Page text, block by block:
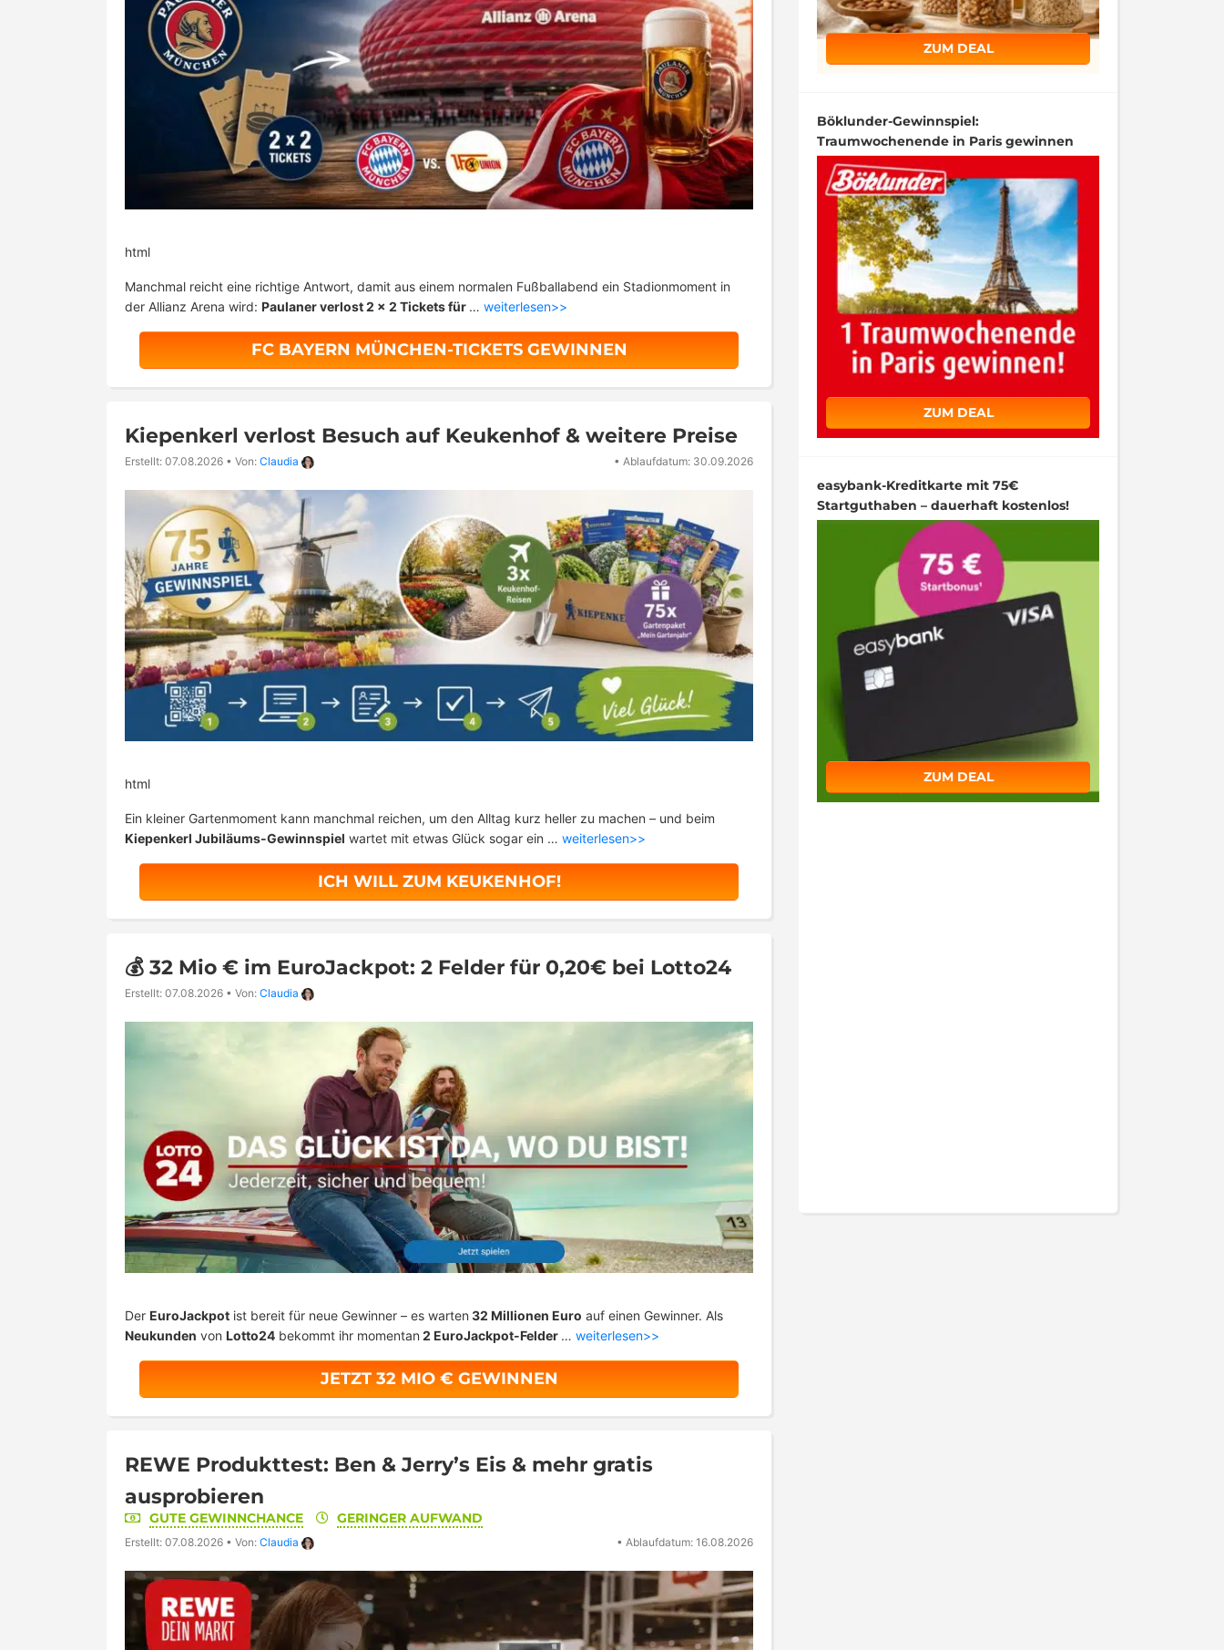
html
Manchmal reicht eine richtige Antwort, damit aus einem normalen Fußballabend ein Stadionmoment in
der Allianz Arena wird: Paulaner verlost 2 x 2 Tickets für … weiterlesen>>
FC BAYERN MÜNCHEN-TICKETS GEWINNEN
Kiepenkerl verlost Besuch auf Keukenhof & weitere Preise
Erstellt: 07.08.2026 • Von: Claudia • Ablaufdatum: 30.09.2026
html
Ein kleiner Gartenmoment kann manchmal reichen, um den Alltag kurz heller zu machen – und beim
Kiepenkerl Jubiläums-Gewinnspiel wartet mit etwas Glück sogar ein … weiterlesen>>
ICH WILL ZUM KEUKENHOF!
💰 32 Mio € im EuroJackpot: 2 Felder für 0,20€ bei Lotto24
Erstellt: 07.08.2026 • Von: Claudia
Der EuroJackpot ist bereit für neue Gewinner – es warten 32 Millionen Euro auf einen Gewinner. Als
Neukunden von Lotto24 bekommt ihr momentan 2 EuroJackpot-Felder … weiterlesen>>
JETZT 32 MIO € GEWINNEN
REWE Produkttest: Ben & Jerry’s Eis & mehr gratis
ausprobieren
GUTE GEWINNCHANCE GERINGER AUFWAND
Erstellt: 07.08.2026 • Von: Claudia • Ablaufdatum: 16.08.2026
ZUM DEAL
Böklunder-Gewinnspiel:
Traumwochenende in Paris gewinnen
ZUM DEAL
easybank-Kreditkarte mit 75€
Startguthaben – dauerhaft kostenlos!
ZUM DEAL